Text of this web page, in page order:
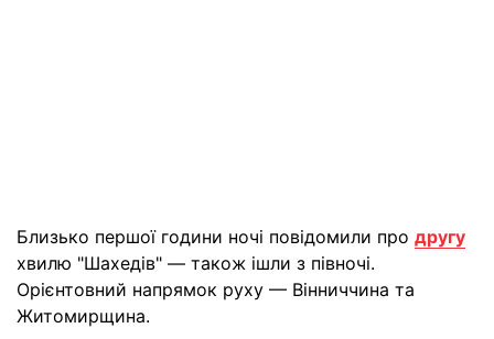
Близько першої години ночі повідомили про другу
хвилю "Шахедів" — також ішли з півночі.
Орієнтовний напрямок руху — Вінниччина та
Житомирщина.